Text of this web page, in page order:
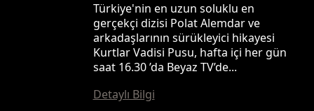
Türkiye'nin en uzun soluklu en
gerçekçi dizisi Polat Alemdar ve
arkadaşlarının sürükleyici hikayesi
Kurtlar Vadisi Pusu, hafta içi her gün
saat 16.30 ’da Beyaz TV’de...
Detaylı Bilgi